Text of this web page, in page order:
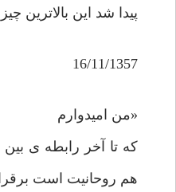
پیدا شد این
16/11/1357
«من امیدوارم
که تا آخر رابطه ی
هم روحانیت است